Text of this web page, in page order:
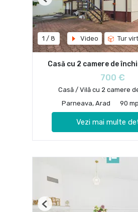
1 / 8 Video Tur
Previous
Casă cu 2 camere de
700 €
Casă / Vilă cu 2 camere
Parneava, Arad
90 mp
Vezi mai multe
Previous